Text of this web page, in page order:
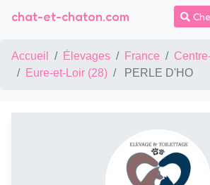
chat-et-chaton.com
Accueil Élevages France
Eure-et-Loir (28)
PERLE D'HO